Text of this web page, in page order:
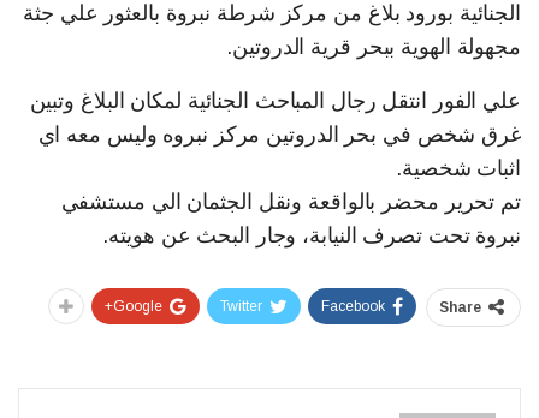
الجنائية بورود بلاغ من مركز شرطة نبروة بالعثور علي جثة
مجهولة الهوية ببحر قرية الدروتين.
علي الفور انتقل رجال المباحث الجنائية لمكان البلاغ وتبين
غرق شخص في بحر الدروتين مركز نبروه وليس معه اي
اثبات شخصية.
تم تحرير محضر بالواقعة ونقل الجثمان الي مستشفي
نبروة تحت تصرف النيابة، وجار البحث عن هويته.
Share
Facebook
Twitter
Google+